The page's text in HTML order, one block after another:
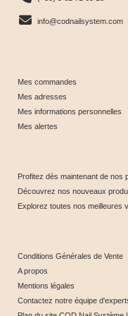
info@codnailsystem.com
Mes commandes
Mes adresses
Mes informations personnelles
Mes alertes
Profitez dès maintenant de nos
Découvrez nos nouveaux
Explorez toutes nos meilleures
Conditions Générales de Vente
A propos
Mentions légales
Contactez notre équipe